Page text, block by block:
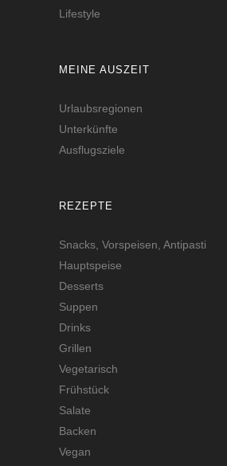
Lifestyle
MEINE AUSZEIT
Urlaubsregionen
Unterkünfte
Ausflugsziele
REZEPTE
Snacks, Vorspeisen, Antipasti
Hauptspeise
Desserts
Suppen
Drinks
Grillen
Vegetarisch
Frühstück
Salate
Backen
Vegan